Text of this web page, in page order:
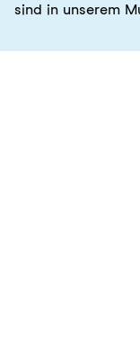
sind in unserem